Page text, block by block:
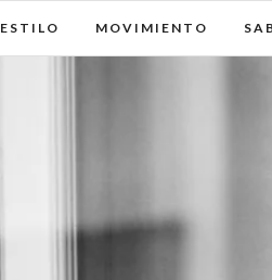
ESTILO MOVIMIENTO